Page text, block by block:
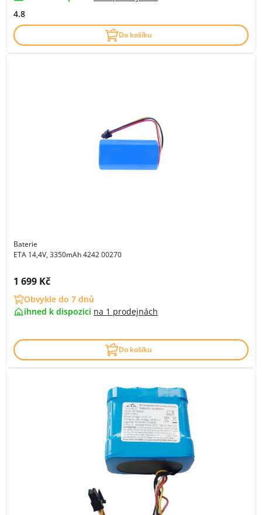
4.8
Do košíku
Baterie
ETA 14,4V, 3350mAh 4242 00270
Cena s DPH:
1 699 Kč
Obvykle do 7 dnů
ihned k dispozici na 1 prodejnách
Do košíku